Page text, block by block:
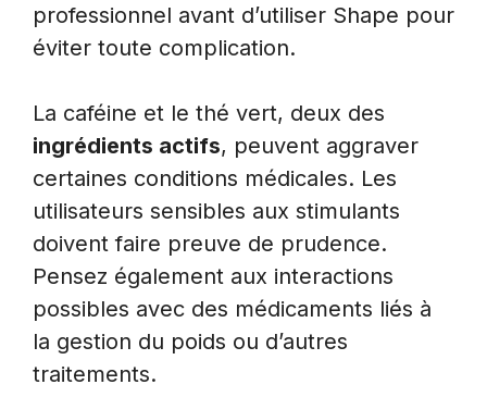
professionnel avant d’utiliser Shape pour
éviter toute complication.
La caféine et le thé vert, deux des
ingrédients actifs, peuvent aggraver
certaines conditions médicales. Les
utilisateurs sensibles aux stimulants
doivent faire preuve de prudence.
Pensez également aux interactions
possibles avec des médicaments liés à
la gestion du poids ou d’autres
traitements.